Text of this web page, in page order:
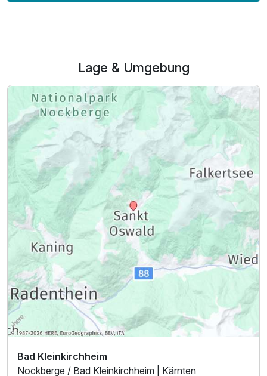
Ausstattung
Zusatznächte
Für 4 Tage p.P. ab249,00 €
Lage & Umgebung
Bad Kleinkirchheim
Nockberge / Bad Kleinkirchheim | Kärnten